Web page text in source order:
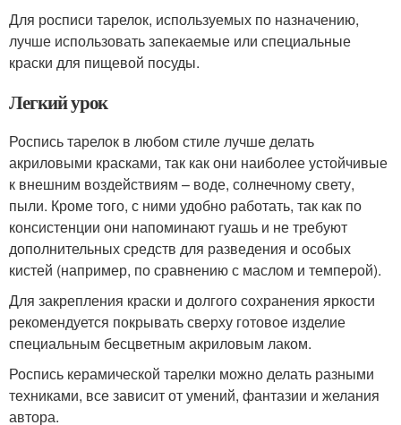
Для росписи тарелок, используемых по назначению,
лучше использовать запекаемые или специальные
краски для пищевой посуды.
Легкий урок
Роспись тарелок в любом стиле лучше делать
акриловыми красками, так как они наиболее устойчивые
к внешним воздействиям – воде, солнечному свету,
пыли. Кроме того, с ними удобно работать, так как по
консистенции они напоминают гуашь и не требуют
дополнительных средств для разведения и особых
кистей (например, по сравнению с маслом и темперой).
Для закрепления краски и долгого сохранения яркости
рекомендуется покрывать сверху готовое изделие
специальным бесцветным акриловым лаком.
Роспись керамической тарелки можно делать разными
техниками, все зависит от умений, фантазии и желания
автора.